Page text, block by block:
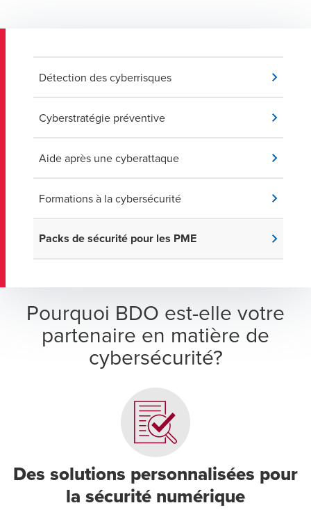
Détection des cyberrisques
Cyberstratégie préventive
Aide après une cyberattaque
Formations à la cybersécurité
Packs de sécurité pour les PME
Pourquoi BDO est-elle votre
partenaire en matière de
cybersécurité?
Des solutions personnalisées pour
la sécurité numérique